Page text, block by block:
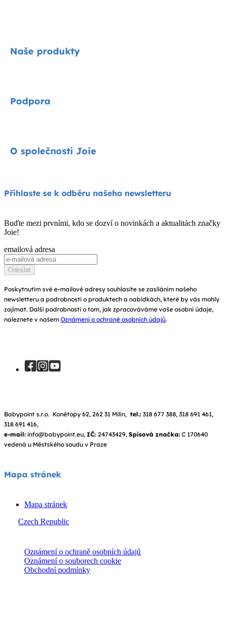
Naše produkty
Kočárky
Houpátka a lehátka
Dětské postýlky a kolébky
Podpora
Záruka
Návod k obsluze
Mapa stránek
O společnosti Joie
O nás
Najít obchody
Zaregistrujte svůj výrobek
Přihlaste se k odběru našeho newsletteru
Buďte mezi prvními, kdo se dozví o novinkách a aktualitách značky
Joie!
emailová adresa
Odeslat
Poskytnutím své e-mailové adresy souhlasíte se zasíláním našeho
newsletteru a podrobností o produktech a nabídkách, které by vás mohly
zajímat. Další podrobnosti o tom, jak zpracováváme vaše osobní údaje,
naleznete v našem Oznámení o ochraně osobních údajů.
Babypoint s.r.o. Konětopy 62, 262 31 Milín, tel.: 318 677 388, 318 691 461,
318 691 416,
e-mail: info@babypoint.eu, IČ: 24743429, Spisová značka: C 170640
vedená u Městského soudu v Praze
Mapa stránek
Mapa stránek
Czech Republic
Oznámení o ochraně osobních údajů
Oznámení o souborech cookie
Obchodní podmínky